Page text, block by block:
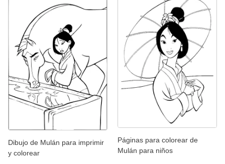
Dibujo de Mulán para imprimir
y colorear
Páginas para colorear de
Mulán para niños